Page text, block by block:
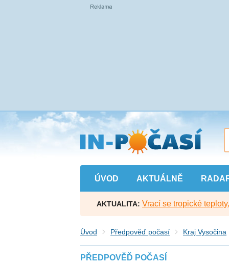
Přejít
na
hlavní
obsah
ÚVOD AKTUÁLNĚ
AKTUALITA: Vrací se tropické
Úvod Předpověď počasí Kraj Vysočina
PŘEDPOVĚĎ POČASÍ